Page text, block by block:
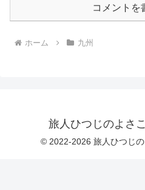
コメントを
ホーム 九州
旅人ひつじのよさ
© 2022-2026 旅人ひつじ